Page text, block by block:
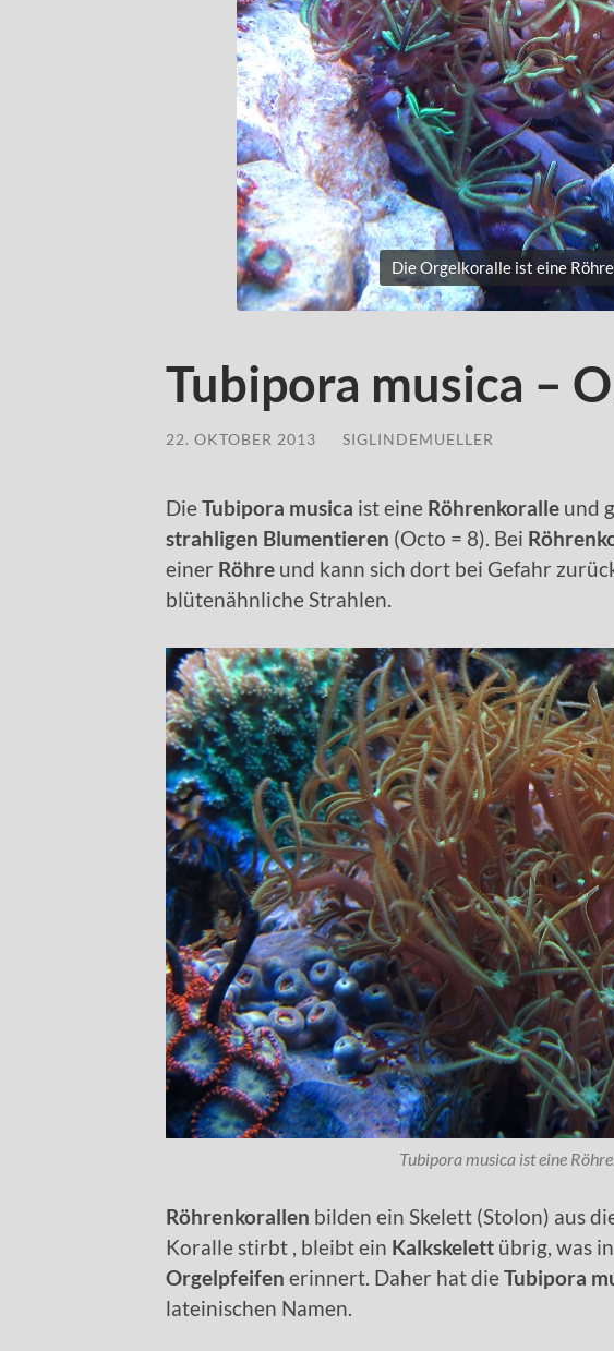
Die Orgelkoralle ist eine
Tubipora musica –
22. OKTOBER 2013 SIGLINDEMUELLER
DieTubipora musica ist eine Röhrenkoralle und
strahligen Blumentieren (Octo = 8). Bei
einer Röhre und kann sich dort bei Gefahr
blütenähnliche Strahlen.
Tubipora musica ist eine
Röhrenkorallen bilden ein Skelett (Stolon) aus
Koralle stirbt , bleibt ein Kalkskelett übrig, was
Orgelpfeifen erinnert. Daher hat dieTubipora
lateinischen Namen.